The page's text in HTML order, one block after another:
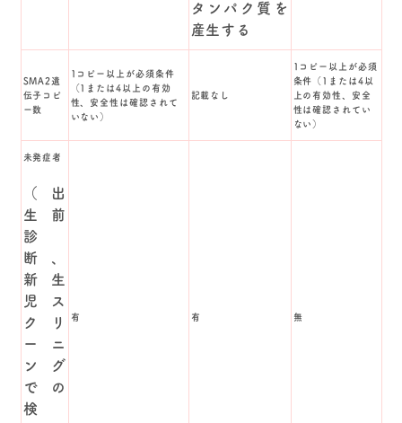
タンパク質を
産生する
SMA2遺
伝子コピ
ー数
1コピー以上が必須条件
（1または4以上の有効
性、安全性は確認されて
いない）
記載なし
1コピー以上が必須
条件（1または4以
上の有効性、安全
性は確認されてい
ない）
未発症者
（出
生前
診
断、
新生
児ス
クリ
ーニ
ング
での
検
有 有 無